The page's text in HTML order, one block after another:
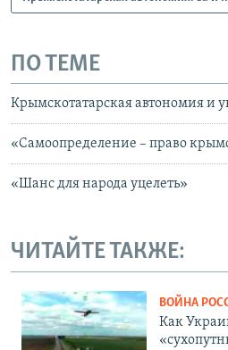
ПО ТЕМЕ
Крымскотатарская автономия и
«Самоопределение – право
«Шанс для народа уцелеть»
ЧИТАЙТЕ ТАКЖЕ:
ВОЙНА
Как